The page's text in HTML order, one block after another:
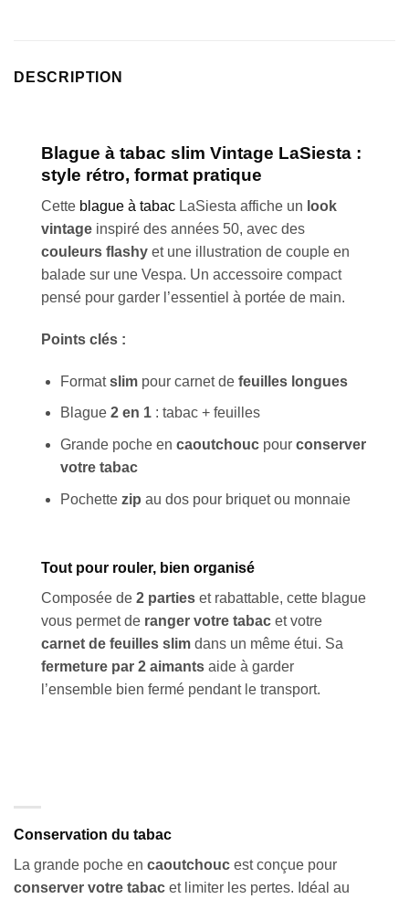
DESCRIPTION
Blague à tabac slim Vintage LaSiesta :
style rétro, format pratique
Cette blague à tabac LaSiesta affiche un look
vintage inspiré des années 50, avec des
couleurs flashy et une illustration de couple en
balade sur une Vespa. Un accessoire compact
pensé pour garder l’essentiel à portée de main.
Points clés :
Formatslimpour carnet de feuilles longues
Blague 2 en 1: tabac + feuilles
Grande poche en caoutchoucpour conserver
votre tabac
Pochette zip au dos pour briquet ou monnaie
Tout pour rouler, bien organisé
Composée de 2 parties et rabattable, cette blague
vous permet de ranger votre tabac et votre
carnet de feuilles slim dans un même étui. Sa
fermeture par 2 aimants aide à garder
l’ensemble bien fermé pendant le transport.
Conservation du tabac
La grande poche en caoutchouc est conçue pour
conserver votre tabac et limiter les pertes. Idéal au